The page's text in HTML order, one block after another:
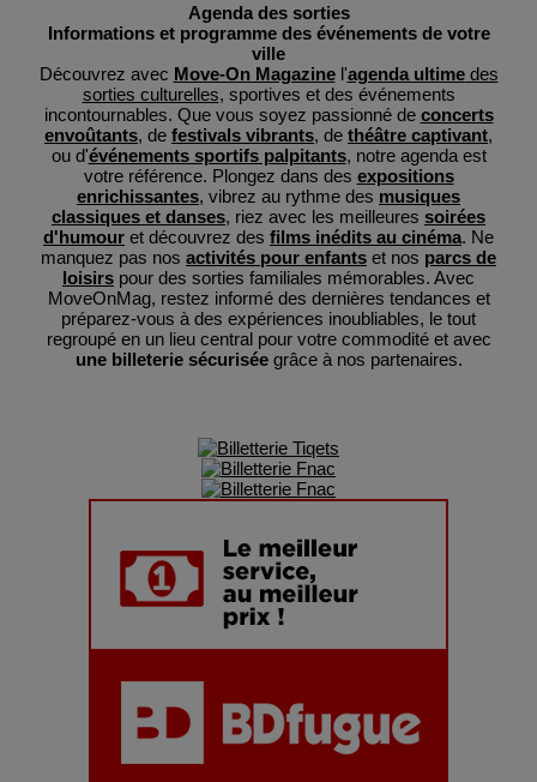
Agenda des sorties
Informations et programme des événements de votre
ville
Découvrez avec Move-On Magazinel'agenda ultimedes
sorties culturelles, sportives et des événements
incontournables. Que vous soyez passionné de concerts
envoûtants, de festivals vibrants, de théâtre captivant,
ou d'événements sportifs palpitants, notre agenda est
votre référence. Plongez dans des expositions
enrichissantes, vibrez au rythme des musiques
classiques et danses, riez avec les meilleures soirées
d'humour et découvrez des films inédits au cinéma. Ne
manquez pas nos activités pour enfants et nos parcs de
loisirs pour des sorties familiales mémorables. Avec
MoveOnMag, restez informé des dernières tendances et
préparez-vous à des expériences inoubliables, le tout
regroupé en un lieu central pour votre commodité et avec
une billeterie sécuriséegrâce à nos partenaires.